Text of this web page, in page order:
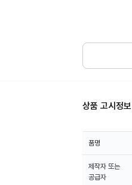
상품 고시정보
품명
제작자 또는
공급자